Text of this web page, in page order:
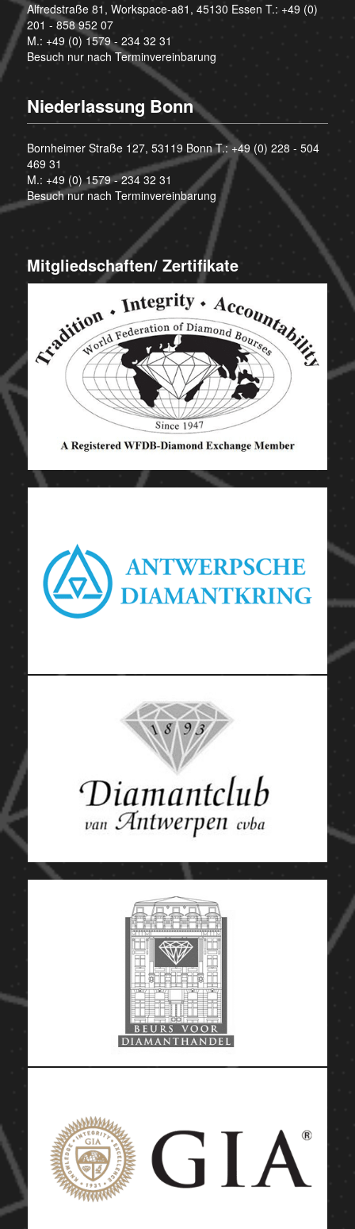
Alfredstraße 81, Workspace-a81, 45130 Essen T.: +49 (0)
201 - 858 952 07
M.: +49 (0) 1579 - 234 32 31
Besuch nur nach Terminvereinbarung
Niederlassung Bonn
Bornheimer Straße 127, 53119 Bonn T.:+49 (0) 228 - 504
469 31
M.: +49 (0) 1579 - 234 32 31
Besuch nur nach Terminvereinbarung
Mitgliedschaften/ Zertifikate